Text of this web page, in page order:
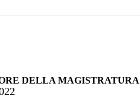
DELLA MAGISTRATURA